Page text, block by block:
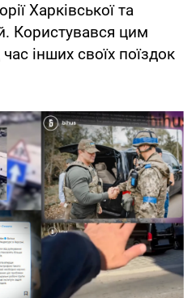
Харківської та
Користувався цим
інших своїх поїздок